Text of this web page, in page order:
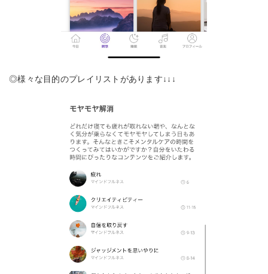
◎様々な目的のプレイリストがあります↓↓↓